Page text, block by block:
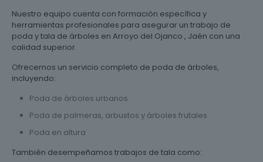
Nuestro equipo cuenta con formación específica y
herramientas profesionales para asegurar un trabajo de
poda y tala de árboles en Arroyo del Ojanco , Jaén con una
calidad superior.
Ofrecemos un servicio completo de poda de árboles,
incluyendo:
Poda de árboles urbanos
Poda de palmeras, arbustos y árboles frutales
Poda en altura
También desempeñamos trabajos de tala como: